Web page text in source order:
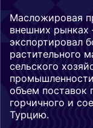
Масложировая
внешних рынках
экспортировал
растительного
сельского
объем поставок
горчичного и
Турцию.